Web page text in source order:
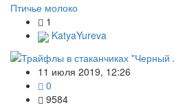
Птичье молоко
1
KatyaYureva
11 июля 2019, 12:26
0
9584